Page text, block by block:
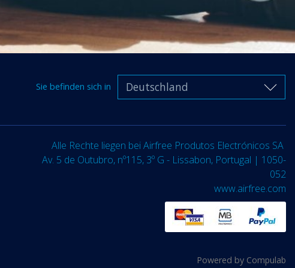
Sie befinden sich in Deutschland
Alle Rechte liegen bei Airfree Produtos Electrónicos SA
Av. 5 de Outubro, nº115, 3º G - Lissabon, Portugal | 1050-
052
www.airfree.com
Powered by Compulab